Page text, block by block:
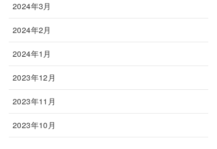
2024年3月
2024年2月
2024年1月
2023年12月
2023年11月
2023年10月